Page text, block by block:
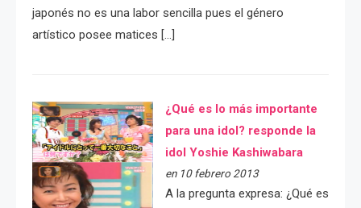
japonés no es una labor sencilla pues el género
artístico posee matices […]
¿Qué es lo más importante
para una idol? responde la
idol Yoshie Kashiwabara
en 10 febrero 2013
A la pregunta expresa: ¿Qué es